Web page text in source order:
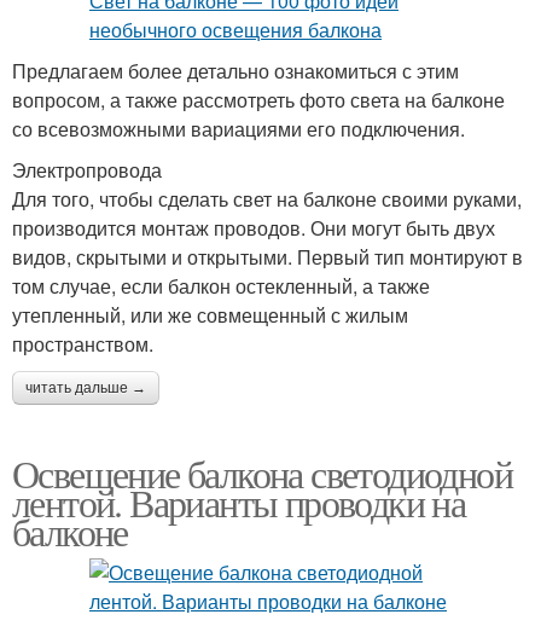
Предлагаем более детально ознакомиться с этим
вопросом, а также рассмотреть фото света на балконе
со всевозможными вариациями его подключения.
Электропровода
Для того, чтобы сделать свет на балконе своими руками,
производится монтаж проводов. Они могут быть двух
видов, скрытыми и открытыми. Первый тип монтируют в
том случае, если балкон остекленный, а также
утепленный, или же совмещенный с жилым
пространством.
читать дальше →
Освещение балкона светодиодной
лентой. Варианты проводки на
балконе